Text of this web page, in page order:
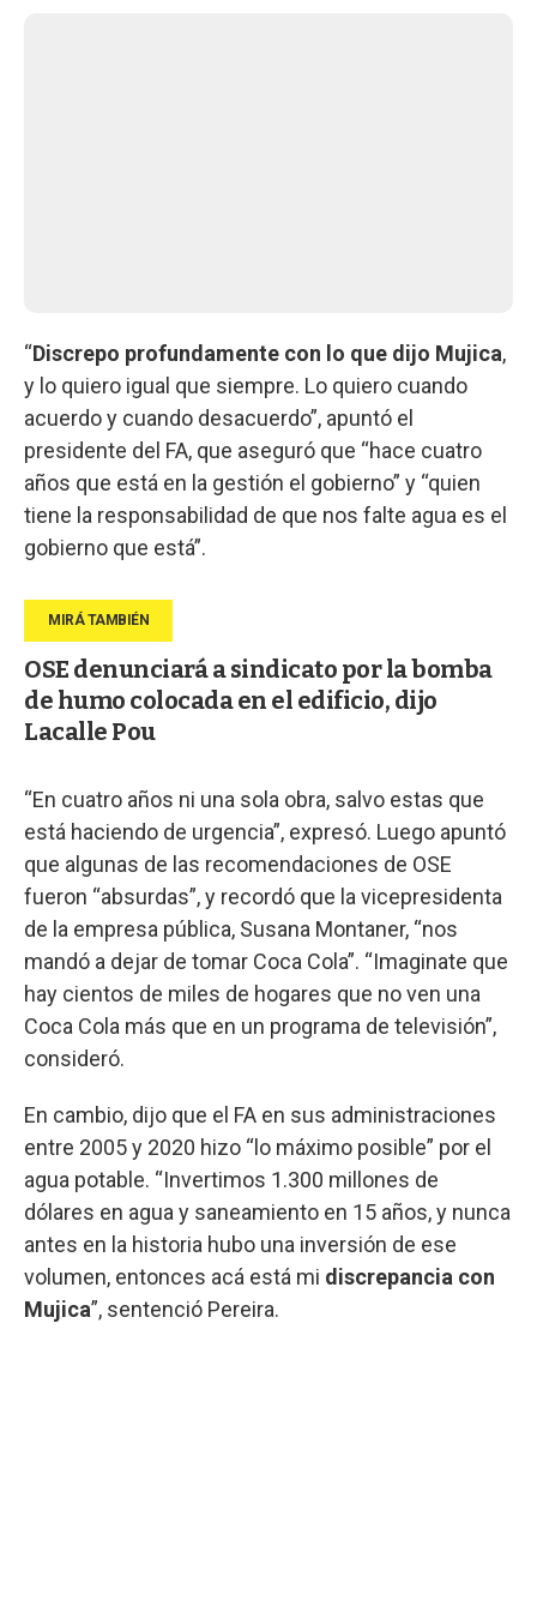
“Discrepo profundamente con lo que dijo Mujica,
y lo quiero igual que siempre. Lo quiero cuando
acuerdo y cuando desacuerdo”, apuntó el
presidente del FA, que aseguró que “hace cuatro
años que está en la gestión el gobierno” y “quien
tiene la responsabilidad de que nos falte agua es el
gobierno que está”.
OSE denunciará a sindicato por la bomba
de humo colocada en el edificio, dijo
Lacalle Pou
“En cuatro años ni una sola obra, salvo estas que
está haciendo de urgencia”, expresó. Luego apuntó
que algunas de las recomendaciones de OSE
fueron “absurdas”, y recordó que la vicepresidenta
de la empresa pública, Susana Montaner, “nos
mandó a dejar de tomar Coca Cola”. “Imaginate que
hay cientos de miles de hogares que no ven una
Coca Cola más que en un programa de televisión”,
consideró.
En cambio, dijo que el FA en sus administraciones
entre 2005 y 2020 hizo “lo máximo posible” por el
agua potable. “Invertimos 1.300 millones de
dólares en agua y saneamiento en 15 años, y nunca
antes en la historia hubo una inversión de ese
volumen, entonces acá está mi discrepancia con
Mujica”, sentenció Pereira.